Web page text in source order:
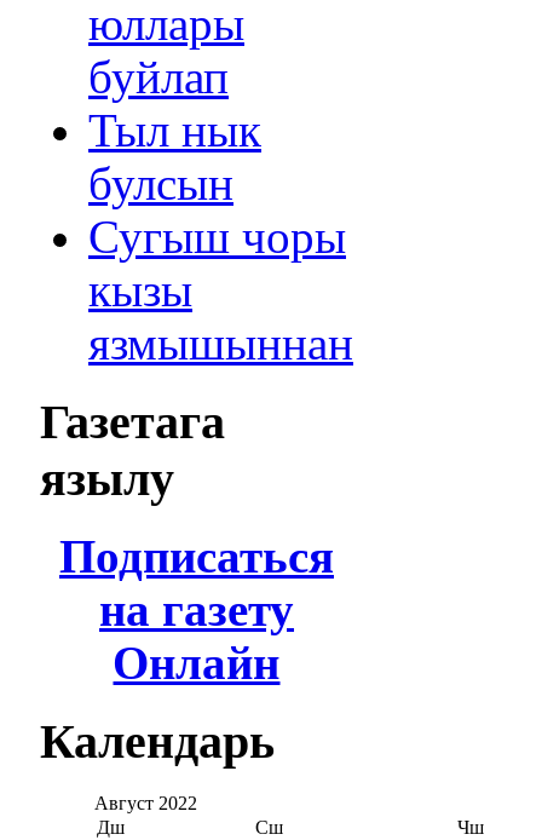
юллары
буйлап
Тыл нык
булсын
Сугыш чоры
кызы
язмышыннан
Газетага
язылу
Подписаться
на газету
Онлайн
Календарь
Август 2022
Дш
Сш Чш